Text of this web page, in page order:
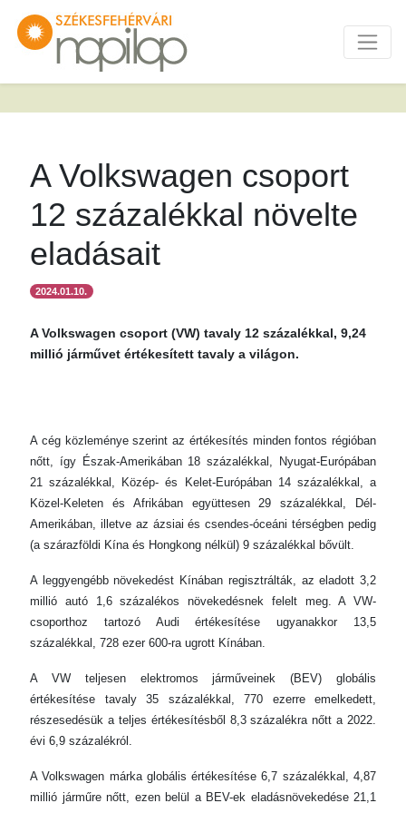
A Volkswagen csoport
12 százalékkal növelte
eladásait
2024.01.10.
A Volkswagen csoport (VW) tavaly 12 százalékkal, 9,24
millió járművet értékesített tavaly a világon.
A cég közleménye szerint az értékesítés minden fontos régióban
nőtt, így Észak-Amerikában 18 százalékkal, Nyugat-Európában
21 százalékkal, Közép- és Kelet-Európában 14 százalékkal, a
Közel-Keleten és Afrikában együttesen 29 százalékkal, Dél-
Amerikában, illetve az ázsiai és csendes-óceáni térségben pedig
(a szárazföldi Kína és Hongkong nélkül) 9 százalékkal bővült.
A leggyengébb növekedést Kínában regisztrálták, az eladott 3,2
millió autó 1,6 százalékos növekedésnek felelt meg. A VW-
csoporthoz tartozó Audi értékesítése ugyanakkor 13,5
százalékkal, 728 ezer 600-ra ugrott Kínában.
A VW teljesen elektromos járműveinek (BEV) globális
értékesítése tavaly 35 százalékkal, 770 ezerre emelkedett,
részesedésük a teljes értékesítésből 8,3 százalékra nőtt a 2022.
évi 6,9 százalékról.
A Volkswagen márka globális értékesítése 6,7 százalékkal, 4,87
millió járműre nőtt, ezen belül a BEV-ek eladásnövekedése 21,1